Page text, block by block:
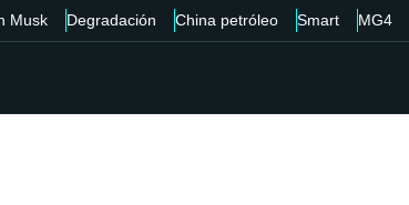
Musk Degradación China petróleo Smart MG4